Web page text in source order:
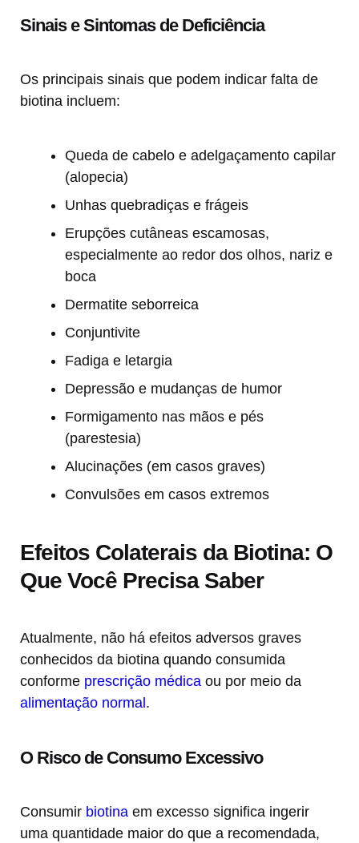
Sinais e Sintomas de Deficiência
Os principais sinais que podem indicar falta de
biotina incluem:
Queda de cabelo e adelgaçamento capilar
(alopecia)
Unhas quebradiças e frágeis
Erupções cutâneas escamosas,
especialmente ao redor dos olhos, nariz e
boca
Dermatite seborreica
Conjuntivite
Fadiga e letargia
Depressão e mudanças de humor
Formigamento nas mãos e pés
(parestesia)
Alucinações (em casos graves)
Convulsões em casos extremos
Efeitos Colaterais da Biotina: O
Que Você Precisa Saber
Atualmente, não há efeitos adversos graves
conhecidos da biotina quando consumida
conforme prescrição médica ou por meio da
alimentação normal .
O Risco de Consumo Excessivo
Consumir biotina em excesso significa ingerir
uma quantidade maior do que a recomendada,